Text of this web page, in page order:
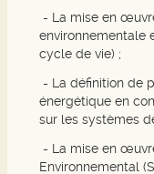
- La mise en
environnementale
cycle de vie) ;
- La définition de
énergétique en
sur les systèmes
- La mise en
Environnemental